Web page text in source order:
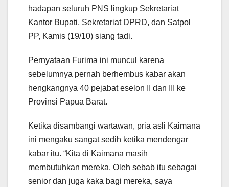
hadapan seluruh PNS lingkup Sekretariat
Kantor Bupati, Sekretariat DPRD, dan Satpol
PP, Kamis (19/10) siang tadi.
Pernyataan Furima ini muncul karena
sebelumnya pernah berhembus kabar akan
hengkangnya 40 pejabat eselon II dan III ke
Provinsi Papua Barat.
Ketika disambangi wartawan, pria asli Kaimana
ini mengaku sangat sedih ketika mendengar
kabar itu. “Kita di Kaimana masih
membutuhkan mereka. Oleh sebab itu sebagai
senior dan juga kaka bagi mereka, saya